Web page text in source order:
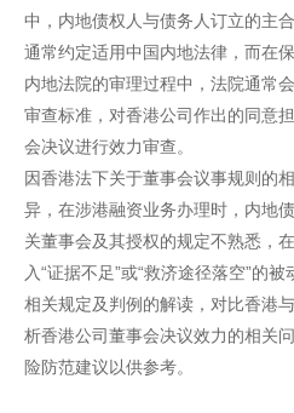
中，内地债权人与债务人订立的主
通常约定适用中国内地法律，而在
内地法院的审理过程中，法院通常
审查标准，对香港公司作出的同意
会决议进行效力审查。
因香港法下关于董事会议事规则的
异，在涉港融资业务办理时，内地
关董事会及其授权的规定不熟悉，
入“证据不足”或“救济途径落空”的
相关规定及判例的解读，对比香港
析香港公司董事会决议效力的相关
险防范建议以供参考。